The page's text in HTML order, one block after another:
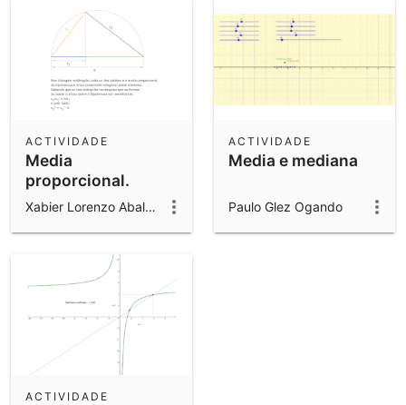
Media
proporcional.
Teorema do cateto
ACTIVIDADE
Xabier Lorenzo Abalde
Media e mediana
ACTIVIDADE
Paulo Glez Ogando
ACTIVIDADE